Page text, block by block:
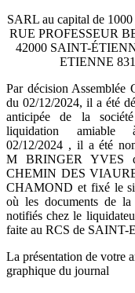
SARL au capital de
RUE PROFESSEUR
42000 SAINT-
ETIENNE
Par décision Assemblée
du 02/12/2024, il a été
anticipée de la
liquidation
02/12/2024 , il a été
M BRINGER YVES
CHEMIN DES
CHAMOND et fixé le
où les documents de
notifiés chez le
faite au RCS de SAINT-
La présentation de votre
graphique du journal